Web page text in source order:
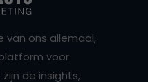
van ons allemaal,
voor
de insights,